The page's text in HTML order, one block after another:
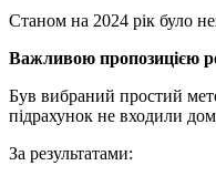
Станом на 2024 рік було
Важливою пропозицією
Був вибраний простий
підрахунок не входили
За результатами: